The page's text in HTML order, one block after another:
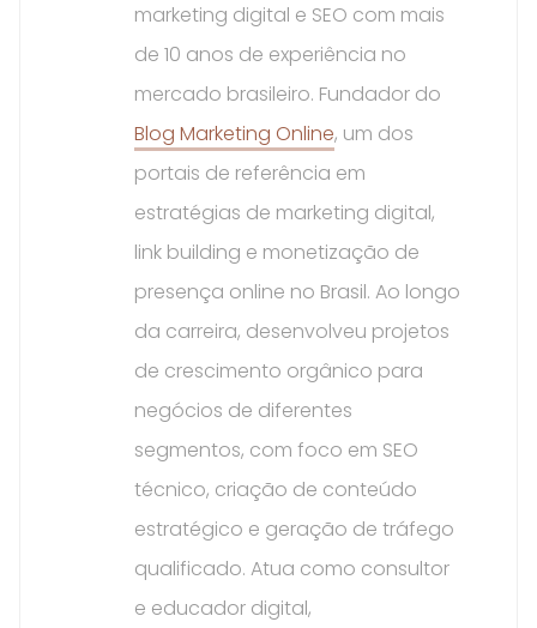
marketing digital e SEO com mais
de 10 anos de experiência no
mercado brasileiro. Fundador do
Blog Marketing Online, um dos
portais de referência em
estratégias de marketing digital,
link building e monetização de
presença online no Brasil. Ao longo
da carreira, desenvolveu projetos
de crescimento orgânico para
negócios de diferentes
segmentos, com foco em SEO
técnico, criação de conteúdo
estratégico e geração de tráfego
qualificado. Atua como consultor
e educador digital,